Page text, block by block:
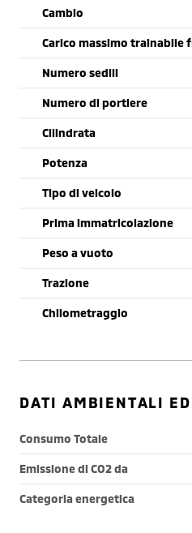
Cambio
Carico massimo trainabile
Numero sedili
Numero di portiere
Cilindrata
Potenza
Tipo di veicolo
Prima immatricolazione
Peso a vuoto
Trazione
Chilometraggio
DATI AMBIENTALI ED
Consumo Totale
Emissione di CO2 da
Categoria energetica